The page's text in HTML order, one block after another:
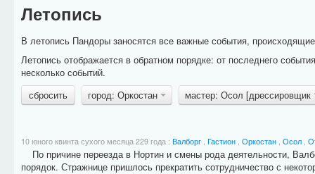
Летопись
В летопись Пандоры заносятся все важные события,
Летопись отображается в обратном порядке: от последнего
несколько событий.
сбросить
город: Оркостан мастер: Осол
10 юного квинта сухого месяца 229 года : Валборг, Гастион, Оркостан, Осол,
По причине переезда в Нортин и смены рода деятельности,
порядок. Стражнице пришлось прекратить сотрудничество с